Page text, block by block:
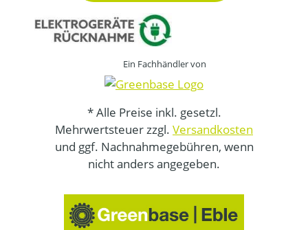
Ein Fachhändler von
* Alle Preise inkl. gesetzl.
Mehrwertsteuer zzgl. Versandkosten
und ggf. Nachnahmegebühren, wenn
nicht anders angegeben.